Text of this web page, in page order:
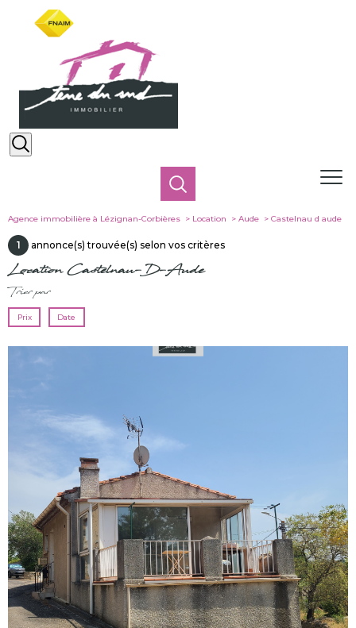
Agence immobilière à Lézignan-Corbières Location Aude Castelnau d aude
1 annonce(s) trouvée(s) selon vos critères
Location Castelnau-D-Aude
Trier par
Prix Date
voir le
bien